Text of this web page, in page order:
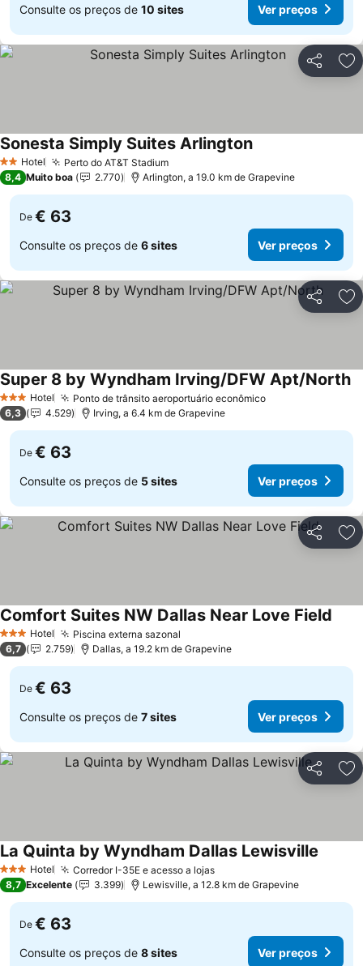
Consulte os preços de 10 sites Ver preços
Partilhar
2 Estrelas
Hotel Perto do AT&T StadiumVer preços
Sonesta Simply Suites ArlingtonVer preços
8,4 Muito boa 2.770 Arlington, a 19.0 km de Grapevine
De € 63
Consulte os preços de 6 sites Ver preços
Partilhar
3 EstrelasHotel Ponto de trânsito aeroportuário econômicoVer preços
Super 8 by Wyndham Irving/DFW Apt/North
6,3 4.529 Irving, a 6.4 km de Grapevine
De € 63
Consulte os preços de 5 sites Ver preços
Partilhar
3 EstrelasHotel Piscina externa sazonal
Comfort Suites NW Dallas Near Love Field
6,7 2.759 Dallas, a 19.2 km de Grapevine
De € 63
Consulte os preços de 7 sites Ver preços
Partilhar
3 EstrelasHotel Corredor I-35E e acesso a lojasVer preços
La Quinta by Wyndham Dallas Lewisville
8,7 Excelente 3.399 Lewisville, a 12.8 km de Grapevine
De € 63
Consulte os preços de 8 sites Ver preços